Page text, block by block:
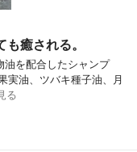
癒される。
油を配合したシャンプ
実油、ツバキ種子油、月
る